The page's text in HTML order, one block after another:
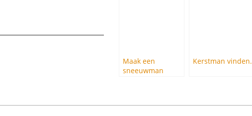
Maak een
sneeuwman
Kerstman vinden.